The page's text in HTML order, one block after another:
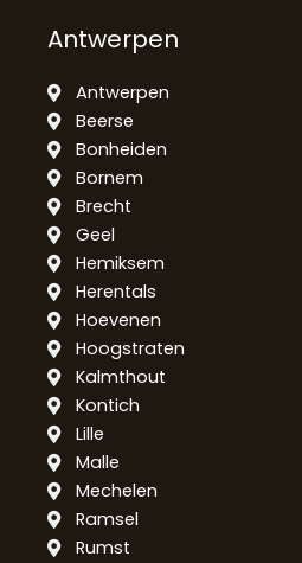
Antwerpen
Antwerpen
Beerse
Bonheiden
Bornem
Brecht
Geel
Hemiksem
Herentals
Hoevenen
Hoogstraten
Kalmthout
Kontich
Lille
Malle
Mechelen
Ramsel
Rumst